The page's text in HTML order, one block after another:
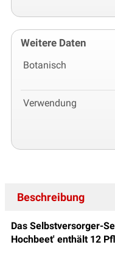
Weitere Daten
Botanisch
Verwendung
Beschreibung
Das Selbstversorger-
Hochbeet' enthält 12